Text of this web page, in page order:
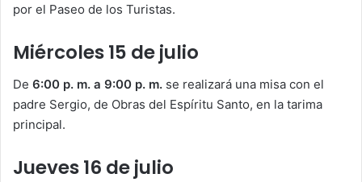
por el Paseo de los Turistas.
Miércoles 15 de julio
De 6:00 p. m. a 9:00 p. m. se realizará una misa con el
padre Sergio, de Obras del Espíritu Santo, en la tarima
principal.
Jueves 16 de julio